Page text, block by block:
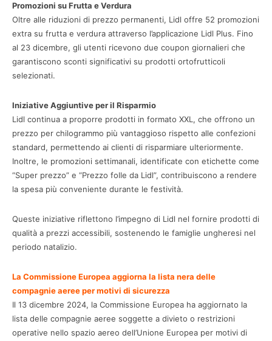
Promozioni su Frutta e Verdura
Oltre alle riduzioni di prezzo permanenti, Lidl offre 52 promozioni
extra su frutta e verdura attraverso l’applicazione Lidl Plus. Fino
al 23 dicembre, gli utenti ricevono due coupon giornalieri che
garantiscono sconti significativi su prodotti ortofrutticoli
selezionati.
Iniziative Aggiuntive per il Risparmio
Lidl continua a proporre prodotti in formato XXL, che offrono un
prezzo per chilogrammo più vantaggioso rispetto alle confezioni
standard, permettendo ai clienti di risparmiare ulteriormente.
Inoltre, le promozioni settimanali, identificate con etichette come
“Super prezzo” e “Prezzo folle da Lidl”, contribuiscono a rendere
la spesa più conveniente durante le festività.
Queste iniziative riflettono l’impegno di Lidl nel fornire prodotti di
qualità a prezzi accessibili, sostenendo le famiglie ungheresi nel
periodo natalizio.
La Commissione Europea aggiorna la lista nera delle
compagnie aeree per motivi di sicurezza
Il 13 dicembre 2024, la Commissione Europea ha aggiornato la
lista delle compagnie aeree soggette a divieto o restrizioni
operative nello spazio aereo dell’Unione Europea per motivi di